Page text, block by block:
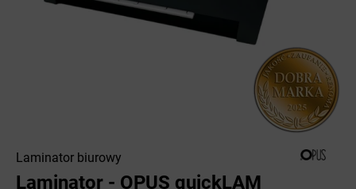
Laminator biurowy
Laminator - OPUS quickLAM